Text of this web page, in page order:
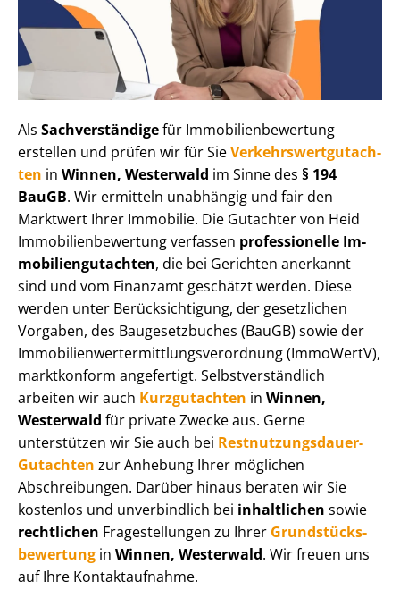
Als Sachverständigefür Im­mo­bi­li­en­be­wer­tung
erstellen und prüfen wir für SieVer­kehrs­wert­gut­ach­
ten in Winnen, Westerwald im Sinne des § 194
BauGB. Wir ermitteln unabhängig und fair den
Marktwert Ihrer Immobilie. Die Gutachter von Heid
Im­mo­bi­li­en­be­wer­tung verfassen professionelle Im­
mo­bi­li­en­gut­ach­ten, die bei Gerichten anerkannt
sind und vom Finanzamt geschätzt werden. Diese
werden unter Be­rück­sich­ti­gung, der gesetzlichen
Vorgaben, des Baugesetzbuches (BauGB) sowie der
Im­mo­bi­li­en­wert­ermitt­lungs­ver­ord­nung (ImmoWertV),
marktkonform angefertigt. Selbst­ver­ständ­lich
arbeiten wir auch Kurzgutachten in Winnen,
Westerwald für private Zwecke aus. Gerne
unterstützen wir Sie auch bei Rest­nut­zungs­dau­er-
Gutachten zur Anhebung Ihrer möglichen
Abschreibungen. Darüber hinaus beraten wir Sie
kostenlos und unverbindlich bei inhaltlichen sowie
rechtlichen Fragestellungen zu Ihrer Grund­stücks­
be­wer­tung in Winnen, Westerwald. Wir freuen uns
auf Ihre Kontaktaufnahme.